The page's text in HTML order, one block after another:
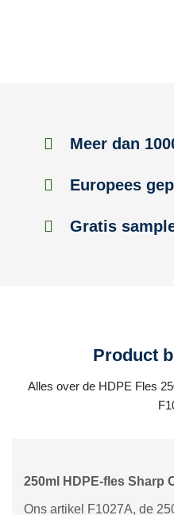
Meer dan
Europees
Gratis
Product
Alles over de HDPE Fles
250ml HDPE-fles Sharp
Ons artikel F1027A, de